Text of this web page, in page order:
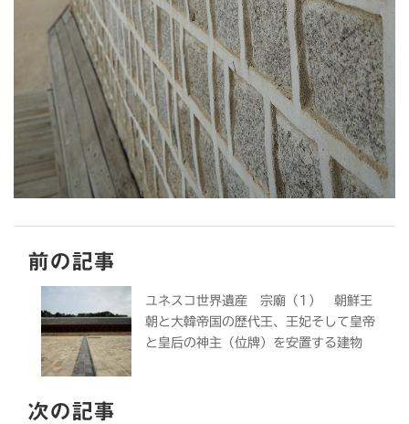
前の記事
ユネスコ世界遺産 宗廟（1） 朝鮮王
朝と大韓帝国の歴代王、王妃そして皇帝
と皇后の神主（位牌）を安置する建物
次の記事